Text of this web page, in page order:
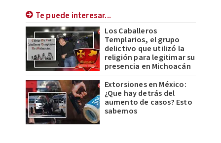
Te puede interesar...
Los Caballeros
Templarios, el grupo
delictivo que utilizó la
religión para legitimar su
presencia en Michoacán
Extorsiones en México:
¿Que hay detrás del
aumento de casos? Esto
sabemos